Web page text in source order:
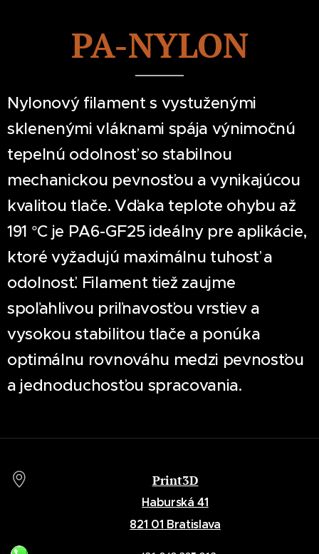
PA-NYLON
Nylonový filament s vystuženými
sklenenými vláknami spája výnimočnú
tepelnú odolnosť so stabilnou
mechanickou pevnosťou a vynikajúcou
kvalitou tlače. Vďaka teplote ohybu až
191 °C je PA6-GF25 ideálny pre aplikácie,
ktoré vyžadujú maximálnu tuhosť a
odolnosť. Filament tiež zaujme
spoľahlivou priľnavosťou vrstiev a
vysokou stabilitou tlače a ponúka
optimálnu rovnováhu medzi pevnosťou
a jednoduchosťou spracovania.
Print3D
Haburská 41
821 01 Bratislava